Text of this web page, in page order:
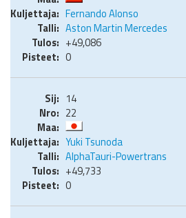
Fernando Alonso
Aston Martin Mercedes
+49,086
0
14
22
Yuki Tsunoda
AlphaTauri-Powertrans
+49,733
0